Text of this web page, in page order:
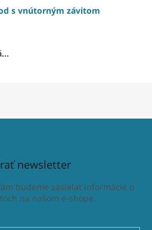
s vnútorným závitom
newsletter
budeme zasielať informácie o
na našom e-shope.